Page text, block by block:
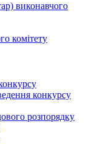
виконавчого
комітету
конкурсу
розпорядку